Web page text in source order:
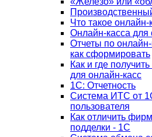
Что такое онлайн-
Онлайн-касса для
Отчеты по
как сформировать
Как и где
для онлайн-касс
1С: Отчетность
Система ИТС от
пользователя
Как отличить
подделки - 1С